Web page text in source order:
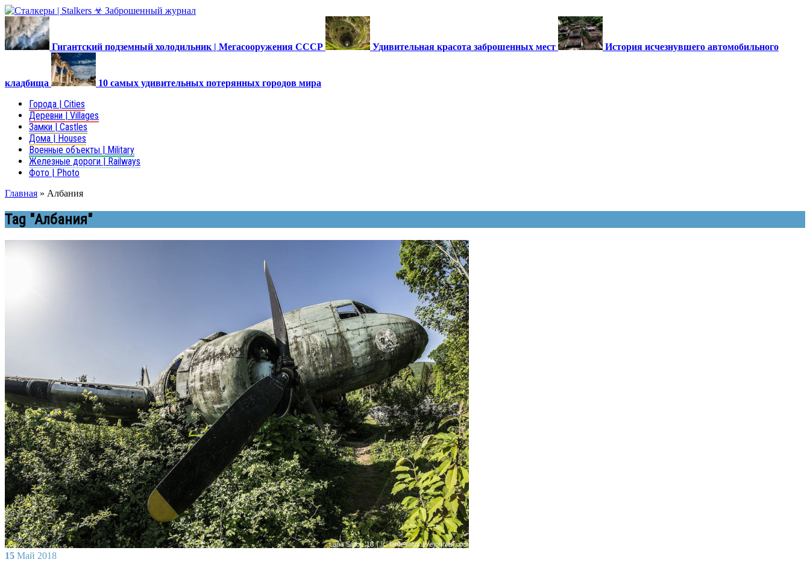
Гигантский подземный холодильник | Мегасооружения СССР Удивительная красота заброшенных мест История исчезнувшего автомобильного
кладбища 10 самых удивительных потерянных городов мира
Города | Cities
Деревни | Villages
Замки | Castles
Дома | Houses
Военные объекты | Military
Железные дороги | Railways
Фото | Photo
Главная » Албания
Tag "Албания"
15 Май 2018